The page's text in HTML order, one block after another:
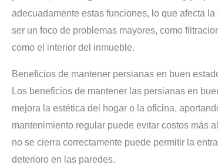
adecuadamente estas funciones, lo que afecta
ser un foco de problemas mayores, como
como el interior del inmueble.
Beneficios de mantener persianas en buen
Los beneficios de mantener las persianas en
mejora la estética del hogar o la oficina,
mantenimiento regular puede evitar costos más
no se cierra correctamente puede permitir la
deterioro en las paredes.